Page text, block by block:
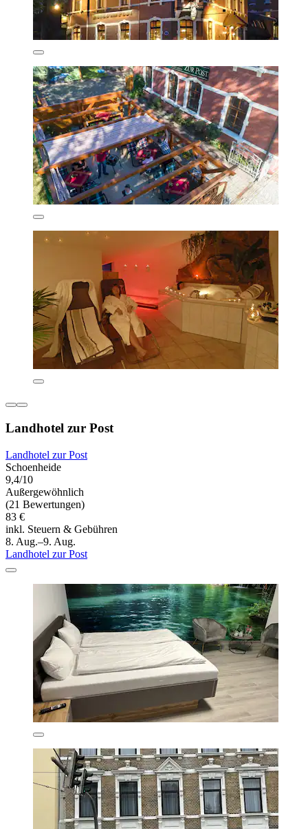
Landhotel zur Post
Landhotel zur Post
Schoenheide
9,4/10
Außergewöhnlich
(21 Bewertungen)
83 €
inkl. Steuern & Gebühren
8. Aug.–9. Aug.
Landhotel zur Post